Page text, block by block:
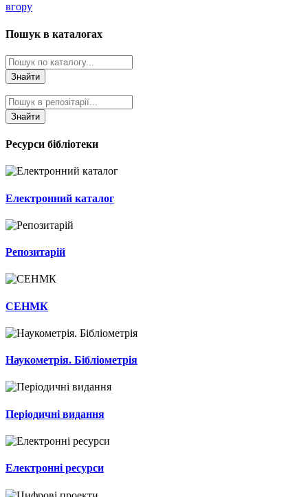
вгору
Пошук в каталогах
Знайти
Знайти
Ресурси бібліотеки
Електронний каталог
Репозитарій
СЕНМК
Наукометрія. Бібліометрія
Періодичні видання
Електронні ресурси